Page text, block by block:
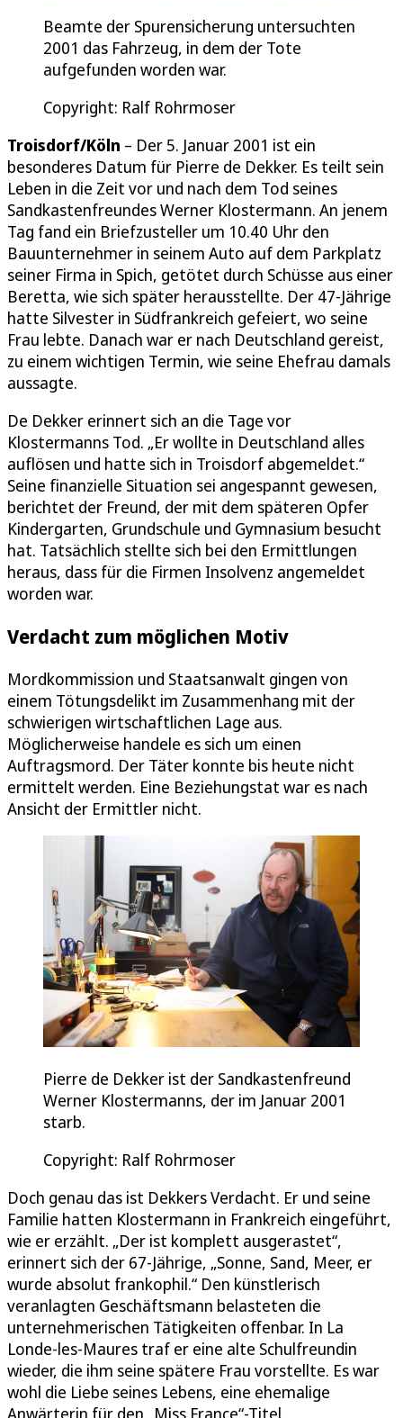
Beamte der Spurensicherung untersuchten
2001 das Fahrzeug, in dem der Tote
aufgefunden worden war.
Copyright: Ralf Rohrmoser
Troisdorf/Köln – Der 5. Januar 2001 ist ein
besonderes Datum für Pierre de Dekker. Es teilt sein
Leben in die Zeit vor und nach dem Tod seines
Sandkastenfreundes Werner Klostermann. An jenem
Tag fand ein Briefzusteller um 10.40 Uhr den
Bauunternehmer in seinem Auto auf dem Parkplatz
seiner Firma in Spich, getötet durch Schüsse aus einer
Beretta, wie sich später herausstellte. Der 47-Jährige
hatte Silvester in Südfrankreich gefeiert, wo seine
Frau lebte. Danach war er nach Deutschland gereist,
zu einem wichtigen Termin, wie seine Ehefrau damals
aussagte.
De Dekker erinnert sich an die Tage vor
Klostermanns Tod. „Er wollte in Deutschland alles
auflösen und hatte sich in Troisdorf abgemeldet.“
Seine finanzielle Situation sei angespannt gewesen,
berichtet der Freund, der mit dem späteren Opfer
Kindergarten, Grundschule und Gymnasium besucht
hat. Tatsächlich stellte sich bei den Ermittlungen
heraus, dass für die Firmen Insolvenz angemeldet
worden war.
Verdacht zum möglichen Motiv
Mordkommission und Staatsanwalt gingen von
einem Tötungsdelikt im Zusammenhang mit der
schwierigen wirtschaftlichen Lage aus.
Möglicherweise handele es sich um einen
Auftragsmord. Der Täter konnte bis heute nicht
ermittelt werden. Eine Beziehungstat war es nach
Ansicht der Ermittler nicht.
Pierre de Dekker ist der Sandkastenfreund
Werner Klostermanns, der im Januar 2001
starb.
Copyright: Ralf Rohrmoser
Doch genau das ist Dekkers Verdacht. Er und seine
Familie hatten Klostermann in Frankreich eingeführt,
wie er erzählt. „Der ist komplett ausgerastet“,
erinnert sich der 67-Jährige, „Sonne, Sand, Meer, er
wurde absolut frankophil.“ Den künstlerisch
veranlagten Geschäftsmann belasteten die
unternehmerischen Tätigkeiten offenbar. In La
Londe-les-Maures traf er eine alte Schulfreundin
wieder, die ihm seine spätere Frau vorstellte. Es war
wohl die Liebe seines Lebens, eine ehemalige
Anwärterin für den „Miss France“-Titel.